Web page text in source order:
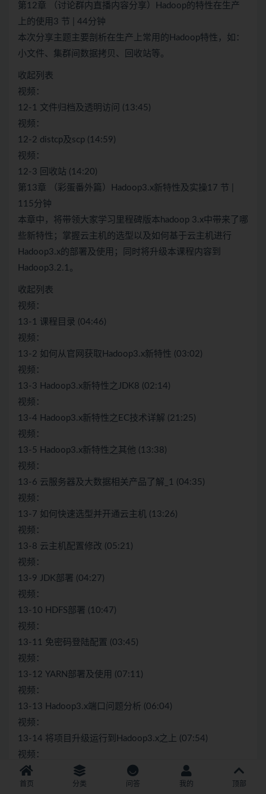
第12章 （讨论群内直播内容分享）Hadoop的特性在生产
上的使用3 节 | 44分钟
本次分享主题主要剖析在生产上常用的Hadoop特性，如：
小文件、集群间数据拷贝、回收站等。
收起列表
视频：
12-1 文件归档及透明访问 (13:45)
视频：
12-2 distcp及scp (14:59)
视频：
12-3 回收站 (14:20)
第13章 （彩蛋番外篇）Hadoop3.x新特性及实操17 节 |
115分钟
本章中，将带领大家学习里程碑版本hadoop 3.x中带来了哪
些新特性；掌握云主机的选型以及如何基于云主机进行
Hadoop3.x的部署及使用；同时将升级本课程内容到
Hadoop3.2.1。
收起列表
视频：
13-1 课程目录 (04:46)
视频：
13-2 如何从官网获取Hadoop3.x新特性 (03:02)
视频：
13-3 Hadoop3.x新特性之JDK8 (02:14)
视频：
13-4 Hadoop3.x新特性之EC技术详解 (21:25)
视频：
13-5 Hadoop3.x新特性之其他 (13:38)
视频：
13-6 云服务器及大数据相关产品了解_1 (04:35)
视频：
13-7 如何快速选型并开通云主机 (13:26)
视频：
13-8 云主机配置修改 (05:21)
视频：
13-9 JDK部署 (04:27)
视频：
13-10 HDFS部署 (10:47)
视频：
13-11 免密码登陆配置 (03:45)
视频：
13-12 YARN部署及使用 (07:11)
视频：
13-13 Hadoop3.x端口问题分析 (06:04)
视频：
13-14 将项目升级运行到Hadoop3.x之上 (07:54)
视频：
13-15 云服务器停止及销毁 (03:19)
视频：
首页 分类 问答 我的 顶部